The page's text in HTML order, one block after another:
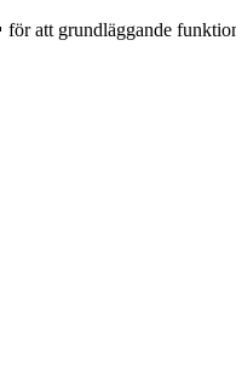
att grundläggande